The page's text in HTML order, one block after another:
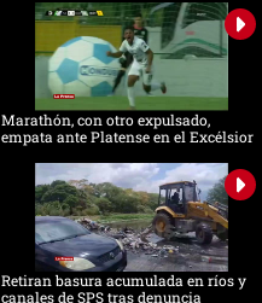
Marathón, con otro expulsado,
empata ante Platense en el Excélsior
Retiran basura acumulada en ríos y
canales de SPS tras denuncia